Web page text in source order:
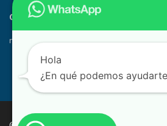
Correo Electrónico:
notificacionesjudiciales@suramerica.edu.co
Hola
¿En qué podemos